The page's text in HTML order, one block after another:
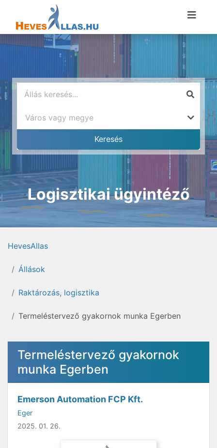
Logisztikai ügyintéző
HevesAllas
Állások
Raktározás, logisztika
Termeléstervező gyakornok munka Egerben
Termeléstervező gyakornok
munka Egerben
Emerson Automation FCP Kft.
Eger
2025. 01. 26.